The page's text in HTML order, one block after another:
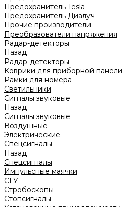
Предохранитель Tesla
Предохранитель Диалуч
Прочие производители
Преобразователи напряжения
Радар-детекторы
Назад
Радар-детекторы
Коврики для приборной панели
Рамки для номера
Светильники
Сигналы звуковые
Назад
Сигналы звуковые
Воздушные
Электрические
Спецсигналы
Назад
Спецсигналы
Импульсные маячки
СГУ
Стробоскопы
Стопсигналы